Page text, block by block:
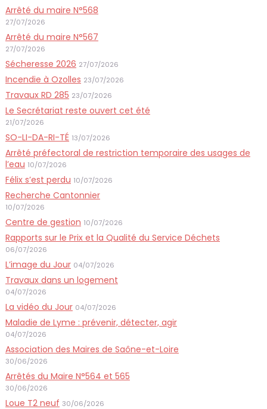
Arrêté du maire N°568
27/07/2026
Arrêté du maire N°567
27/07/2026
Sécheresse 2026 27/07/2026
Incendie à Ozolles 23/07/2026
Travaux RD 285 23/07/2026
Le Secrétariat reste ouvert cet été
21/07/2026
SO-LI-DA-RI-TÉ 13/07/2026
Arrêté préfectoral de restriction temporaire des usages de
l’eau 10/07/2026
Félix s’est perdu 10/07/2026
Recherche Cantonnier
10/07/2026
Centre de gestion 10/07/2026
Rapports sur le Prix et la Qualité du Service Déchets
06/07/2026
L’image du Jour 04/07/2026
Travaux dans un logement
04/07/2026
La vidéo du Jour 04/07/2026
Maladie de Lyme : prévenir, détecter, agir
04/07/2026
Association des Maires de Saône-et-Loire
30/06/2026
Arrêtés du Maire N°564 et 565
30/06/2026
Loue T2 neuf 30/06/2026